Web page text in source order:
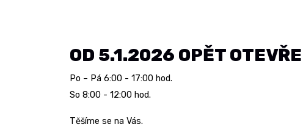
OD 5.1.2026 OPĚT
Po – Pá 6:00 - 17:00 hod.
So 8:00 - 12:00 hod.
Těšíme se na Vás.